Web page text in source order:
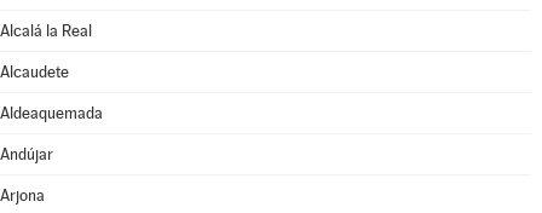
Alcalá la Real
Alcaudete
Aldeaquemada
Andújar
Arjona